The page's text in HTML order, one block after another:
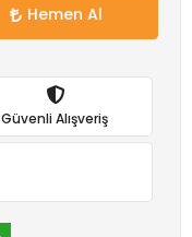
Hemen Al
Güvenli Alışveriş